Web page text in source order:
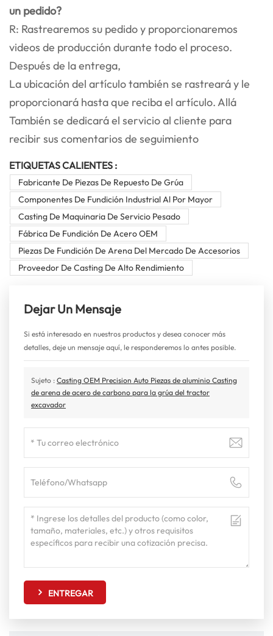
un pedido?
R: Rastrearemos su pedido y proporcionaremos
videos de producción durante todo el proceso.
Después de la entrega,
La ubicación del artículo también se rastreará y le
proporcionará hasta que reciba el artículo. Allá
También se dedicará el servicio al cliente para
recibir sus comentarios de seguimiento
ETIQUETAS CALIENTES :
Fabricante De Piezas De Repuesto De Grúa
Componentes De Fundición Industrial Al Por Mayor
Casting De Maquinaria De Servicio Pesado
Fábrica De Fundición De Acero OEM
Piezas De Fundición De Arena Del Mercado De Accesorios
Proveedor De Casting De Alto Rendimiento
Dejar Un Mensaje
Si está interesado en nuestros productos y desea conocer más
detalles, deje un mensaje aquí, le responderemos lo antes posible.
Sujeto : Casting OEM Precision Auto Piezas de aluminio Casting
de arena de acero de carbono para la grúa del tractor
excavador
ENTREGAR